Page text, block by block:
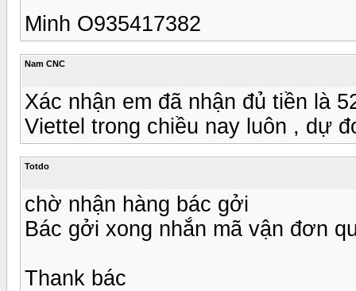
Minh O935417382
Nam CNC
Xác nhận em đã nhận đủ tiền là
Viettel trong chiều nay luôn , dự
Totdo
chờ nhận hàng bác gởi
Bác gởi xong nhắn mã vận đơn
Thank bác